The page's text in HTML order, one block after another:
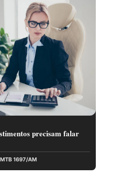
precisam falar
1697/AM